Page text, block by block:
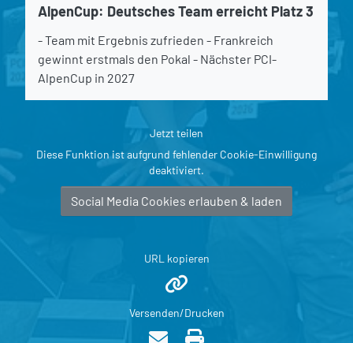
AlpenCup: Deutsches Team erreicht Platz 3
- Team mit Ergebnis zufrieden - Frankreich
gewinnt erstmals den Pokal - Nächster PCI-
AlpenCup in 2027
Jetzt teilen
Diese Funktion ist aufgrund fehlender Cookie-Einwilligung
deaktiviert.
Social Media Cookies erlauben & laden
URL kopieren
Versenden/Drucken